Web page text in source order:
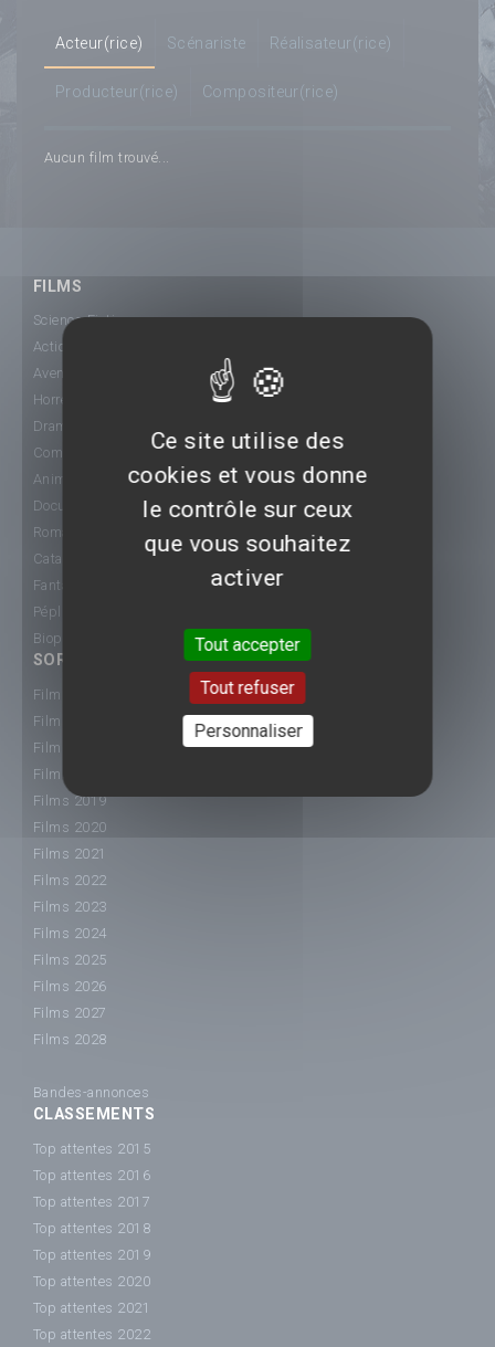
Acteur(rice) Scénariste Réalisateur(rice)
Producteur(rice) Compositeur(rice)
Aucun film trouvé...
FILMS
Science-Fiction
Action
Aventure
Horreur
Drame
Comédie
Animation
Documentaire
Romance
Catastrophe
Fantastique
Péplum
Biopic
SORTIE CINÉ
Films 2015
Films 2016
Films 2017
Films 2018
Films 2019
Films 2020
Films 2021
Films 2022
Films 2023
Films 2024
Films 2025
Films 2026
Films 2027
Films 2028
Bandes-annonces
CLASSEMENTS
Top attentes 2015
Top attentes 2016
Top attentes 2017
Top attentes 2018
Top attentes 2019
Top attentes 2020
Top attentes 2021
Top attentes 2022
Ce site utilise des
cookies et vous donne
le contrôle sur ceux
que vous souhaitez
activer
Tout accepter
Tout refuser
Personnaliser